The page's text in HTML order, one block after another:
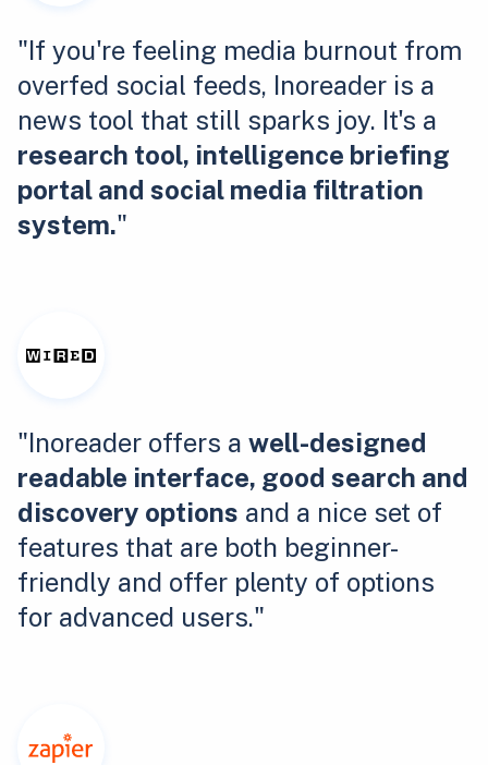
"If you're feeling media burnout from
overfed social feeds, Inoreader is a
news tool that still sparks joy. It's a
research tool, intelligence briefing
portal and social media filtration
system."
"Inoreader offers a well-designed
readable interface, good search and
discovery options and a nice set of
features that are both beginner-
friendly and offer plenty of options
for advanced users."